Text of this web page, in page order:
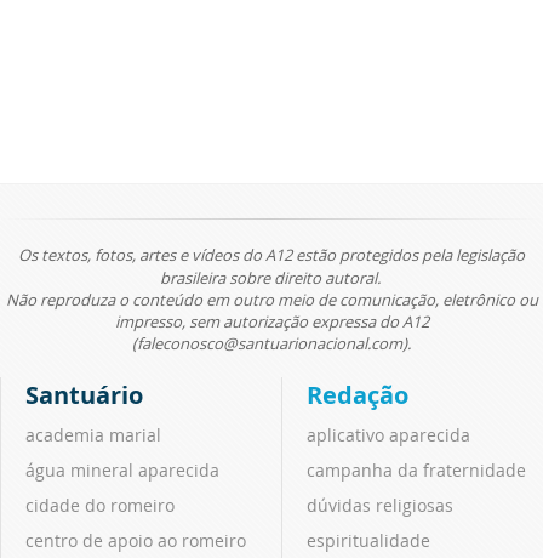
Os textos, fotos, artes e vídeos do A12 estão protegidos pela legislação
brasileira sobre direito autoral.
Não reproduza o conteúdo em outro meio de comunicação, eletrônico ou
impresso, sem autorização expressa do A12
(faleconosco@santuarionacional.com).
Santuário
academia marial
água mineral aparecida
cidade do romeiro
centro de apoio ao romeiro
Redação
aplicativo aparecida
campanha da fraternidade
dúvidas religiosas
espiritualidade